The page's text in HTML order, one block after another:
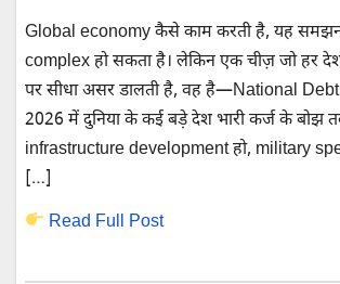
Global economy कैसे काम करती है, यह
complex हो सकता है। लेकिन एक चीज़ जो हर
पर सीधा असर डालती है, वह है—National Debt
2026 में दुनिया के कई बड़े देश भारी कर्ज के बोझ
infrastructure development हो, military
[…]
Read Full Post